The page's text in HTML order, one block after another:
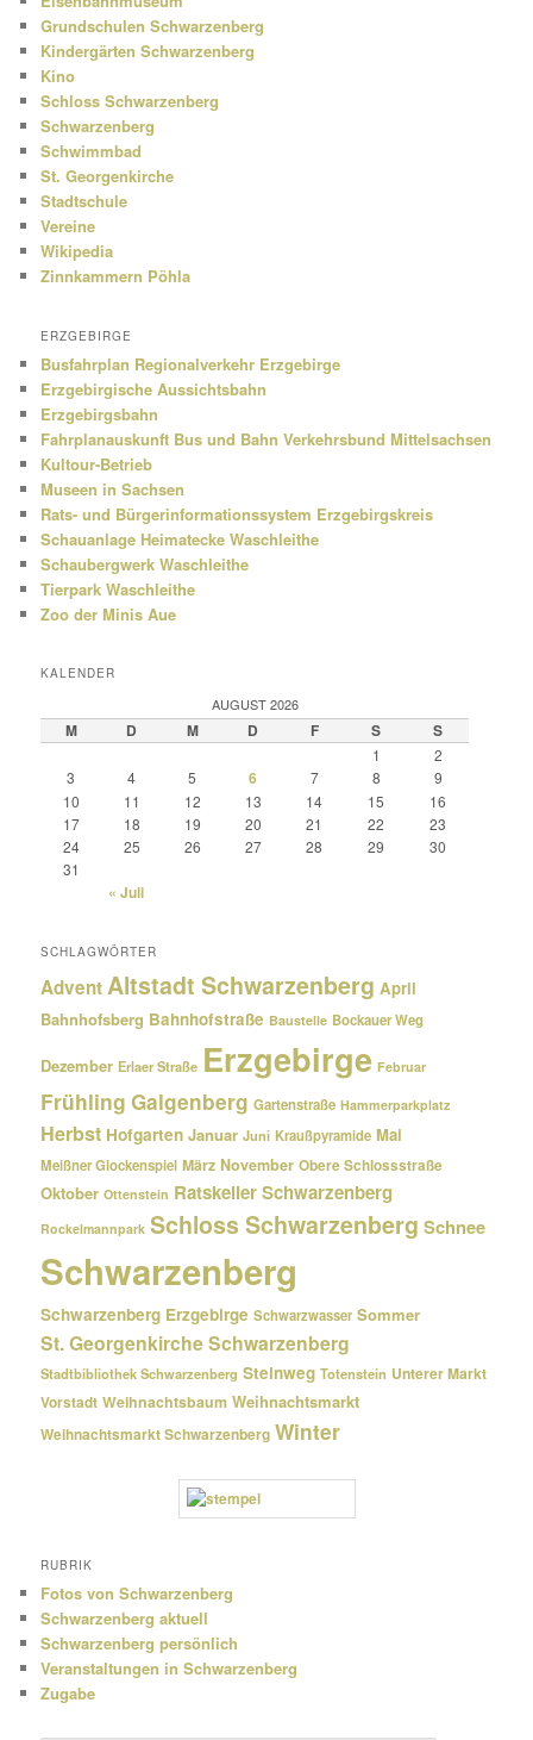
Grundschulen Schwarzenberg
Kindergärten Schwarzenberg
Kino
Schloss Schwarzenberg
Schwarzenberg
Schwimmbad
St. Georgenkirche
Stadtschule
Vereine
Wikipedia
Zinnkammern Pöhla
ERZGEBIRGE
Busfahrplan Regionalverkehr Erzgebirge
Erzgebirgische Aussichtsbahn
Erzgebirgsbahn
Fahrplanauskunft Bus und Bahn Verkehrsbund Mittelsachsen
Kultour-Betrieb
Museen in Sachsen
Rats- und Bürgerinformationssystem Erzgebirgskreis
Schauanlage Heimatecke Waschleithe
Schaubergwerk Waschleithe
Tierpark Waschleithe
Zoo der Minis Aue
KALENDER
AUGUST 2026
M D M D F S S
1
2
3
4 5 6 7 8
9
10
11 12 13 14 15
16
17
18 19 20 21 22
23
24
25 26 27 28 29
30
31
« Juli
SCHLAGWÖRTER
Advent Altstadt Schwarzenberg April
Bahnhofsberg Bahnhofstraße Baustelle Bockauer Weg
Dezember Erlaer Straße Erzgebirge Februar
Frühling Galgenberg Gartenstraße Hammerparkplatz
Herbst Hofgarten Januar Juni Kraußpyramide Mai
Meißner Glockenspiel März November Obere Schlossstraße
Oktober Ottenstein Ratskeller Schwarzenberg
Rockelmannpark Schloss Schwarzenberg Schnee
Schwarzenberg
Schwarzenberg Erzgebirge Schwarzwasser Sommer
St. Georgenkirche Schwarzenberg
Stadtbibliothek Schwarzenberg Steinweg Totenstein Unterer Markt
Vorstadt Weihnachtsbaum Weihnachtsmarkt
Weihnachtsmarkt Schwarzenberg Winter
RUBRIK
Fotos von Schwarzenberg
Schwarzenberg aktuell
Schwarzenberg persönlich
Veranstaltungen in Schwarzenberg
Zugabe